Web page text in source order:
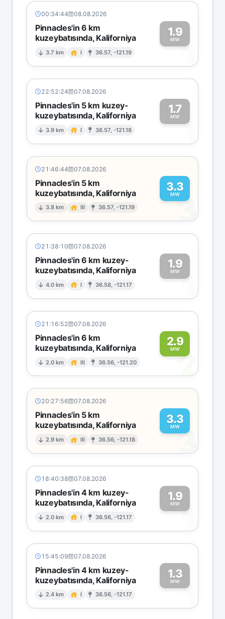
00:34:44 08.08.2026
Pinnacles'in 6 km
kuzeybatısında, Kaliforniya
3.7 km I 36.57, -121.19
1.9
MW1
22:52:24 07.08.2026
Pinnacles'in 5 km kuzey-
kuzeybatısında, Kaliforniya
3.9 km I 36.57, -121.18
1.7
MW1
21:46:44 07.08.2026
Pinnacles'in 5 km
kuzeybatısında, Kaliforniya
3.8 km III 36.57, -121.19
3.3
MW
3
21:38:10 07.08.2026
Pinnacles'in 6 km kuzey-
kuzeybatısında, Kaliforniya
4.0 km I 36.58, -121.17
1.9
MW1
21:16:52 07.08.2026
Pinnacles'in 6 km
kuzeybatısında, Kaliforniya
2.0 km III 36.56, -121.20
2.9
MW2
20:27:56 07.08.2026
Pinnacles'in 5 km
kuzeybatısında, Kaliforniya
2.9 km III 36.56, -121.18
3.3
MW
3
18:40:38 07.08.2026
Pinnacles'in 4 km kuzey-
kuzeybatısında, Kaliforniya
2.0 km I 36.56, -121.17
1.9
MW1
15:45:09 07.08.2026
Pinnacles'in 4 km kuzey-
kuzeybatısında, Kaliforniya
2.4 km I 36.56, -121.17
1.3
MW1